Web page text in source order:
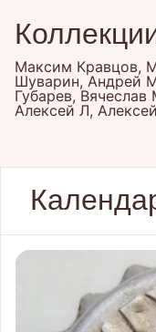
Максим Кравцов,
Шуварин, Андрей
Губарев,
Алексей Л,